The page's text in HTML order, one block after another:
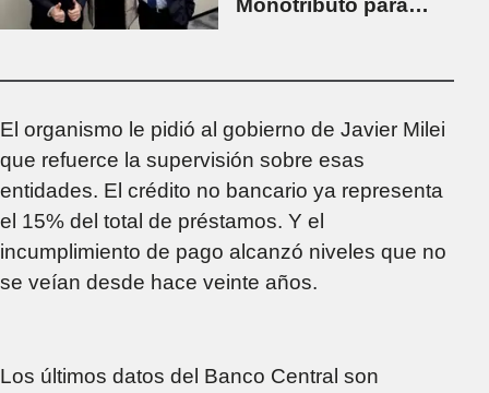
Monotributo para
Ganancias
El organismo le pidió al gobierno de Javier Milei
que refuerce la supervisión sobre esas
entidades. El crédito no bancario ya representa
el 15% del total de préstamos. Y el
incumplimiento de pago alcanzó niveles que no
se veían desde hace veinte años.
Los últimos datos del Banco Central son